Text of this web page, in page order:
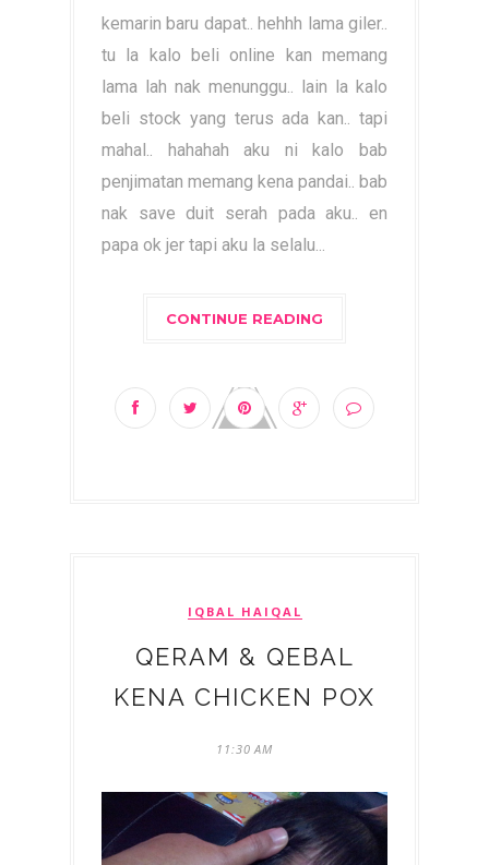
kemarin baru dapat.. hehhh lama giler..
tu la kalo beli online kan memang
lama lah nak menunggu.. lain la kalo
beli stock yang terus ada kan.. tapi
mahal.. hahahah aku ni kalo bab
penjimatan memang kena pandai.. bab
nak save duit serah pada aku.. en
papa ok jer tapi aku la selalu...
CONTINUE READING
IQBAL HAIQAL
QERAM & QEBAL
KENA CHICKEN POX
11:30 AM